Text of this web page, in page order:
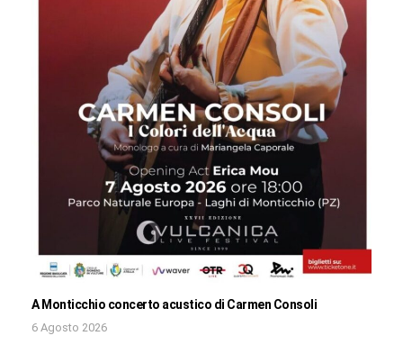
A Monticchio concerto acustico di Carmen Consoli
6 Agosto 2026